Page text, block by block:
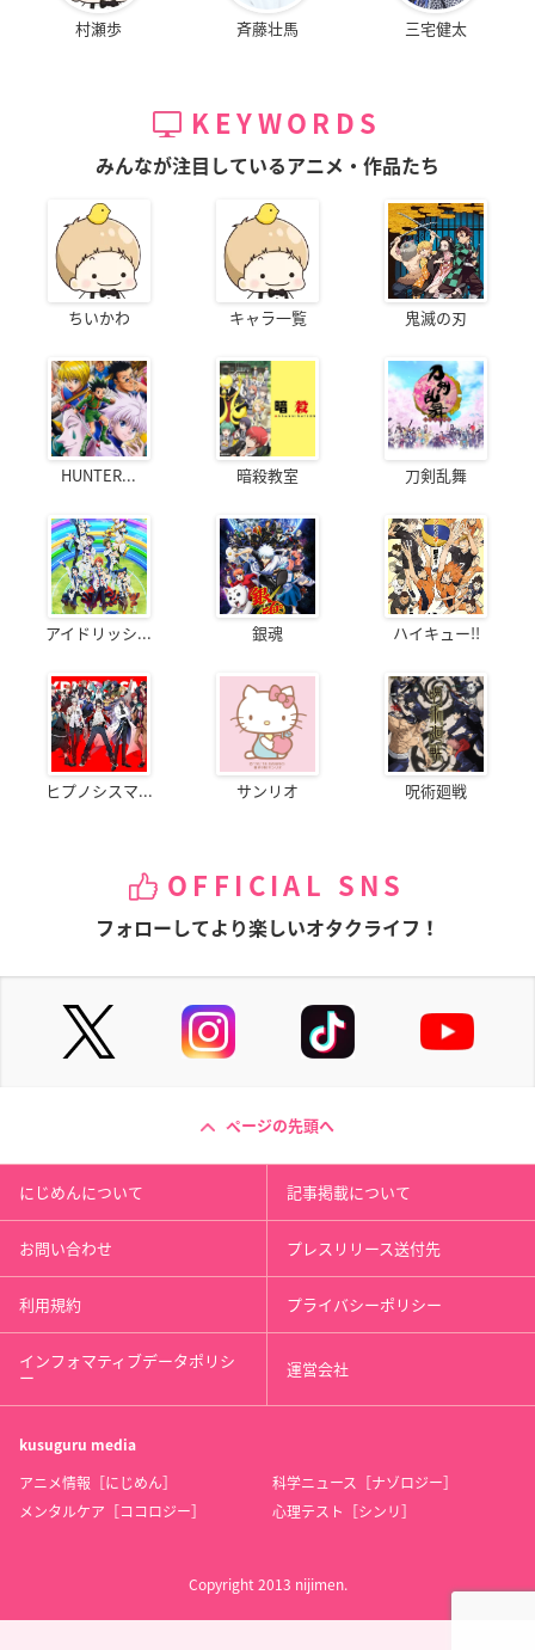
村瀬歩 斉藤壮馬 三宅健太
KEYWORDS
みんなが注目しているアニメ・作品たち
ちいかわ キャラ一覧 鬼滅の刃
HUNTER... 暗殺教室 刀剣乱舞
アイドリッシ... 銀魂 ハイキュー!!
ヒプノシスマ... サンリオ 呪術廻戦
OFFICIAL SNS
フォローしてより楽しいオタクライフ！
ページの先頭へ
にじめんについて 記事掲載について
お問い合わせ プレスリリース送付先
利用規約 プライバシーポリシー
インフォマティブデータポリシ
ー 運営会社
kusuguru media
アニメ情報［にじめん］
科学ニュース［ナゾロジー］
メンタルケア［ココロジー］
心理テスト［シンリ］
Copyright 2013 nijimen.